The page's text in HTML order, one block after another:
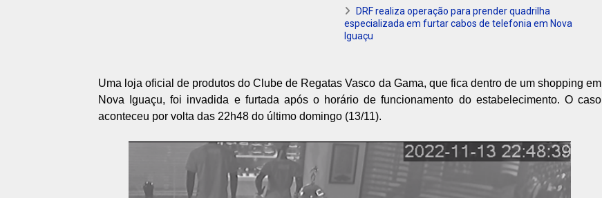
DRF realiza operação para prender quadrilha
especializada em furtar cabos de telefonia em Nova
Iguaçu
Uma loja oficial de produtos do Clube de Regatas Vasco da Gama, que fica dentro de um shopping em
Nova Iguaçu, foi invadida e furtada após o horário de funcionamento do estabelecimento. O caso
aconteceu por volta das 22h48 do último domingo (13/11).